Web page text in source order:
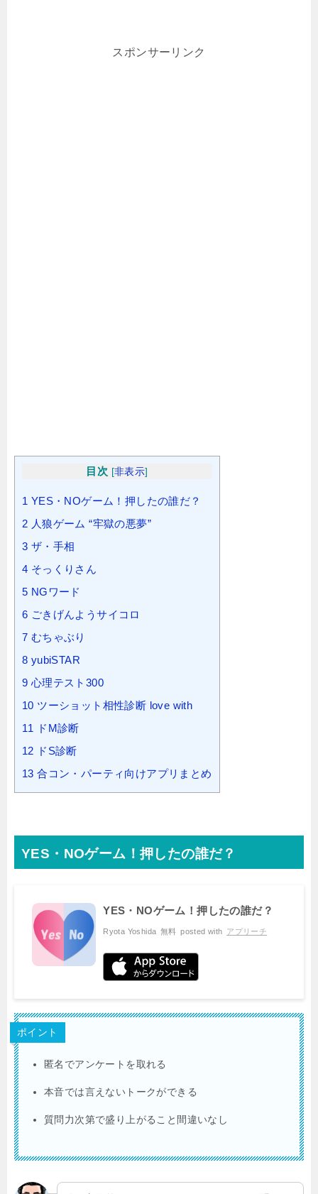
スポンサーリンク
目次 [非表示]
1 YES・NOゲーム！押したの誰だ？
2 人狼ゲーム “牢獄の悪夢”
3 ザ・手相
4 そっくりさん
5 NGワード
6 ごきげんようサイコロ
7 むちゃぶり
8 yubiSTAR
9 心理テスト300
10 ツーショット相性診断 love with
11
ドM診断
12 ドS診断
13 合コン・パーティ向けアプリまとめ
YES・NOゲーム！押したの誰だ？
YES・NOゲーム！押したの誰だ？
Ryota Yoshida 無料 posted with アプリーチ
ポイント
匿名でアンケートを取れる
本音では言えないトークができる
質問力次第で盛り上がること間違いなし